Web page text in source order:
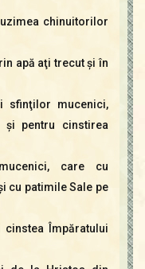
chinuitorilor
apă aţi trecut şi în
sfinţilor mucenici,
şi pentru cinstirea
care cu
cu patimile Sale pe
cinstea Împăratului